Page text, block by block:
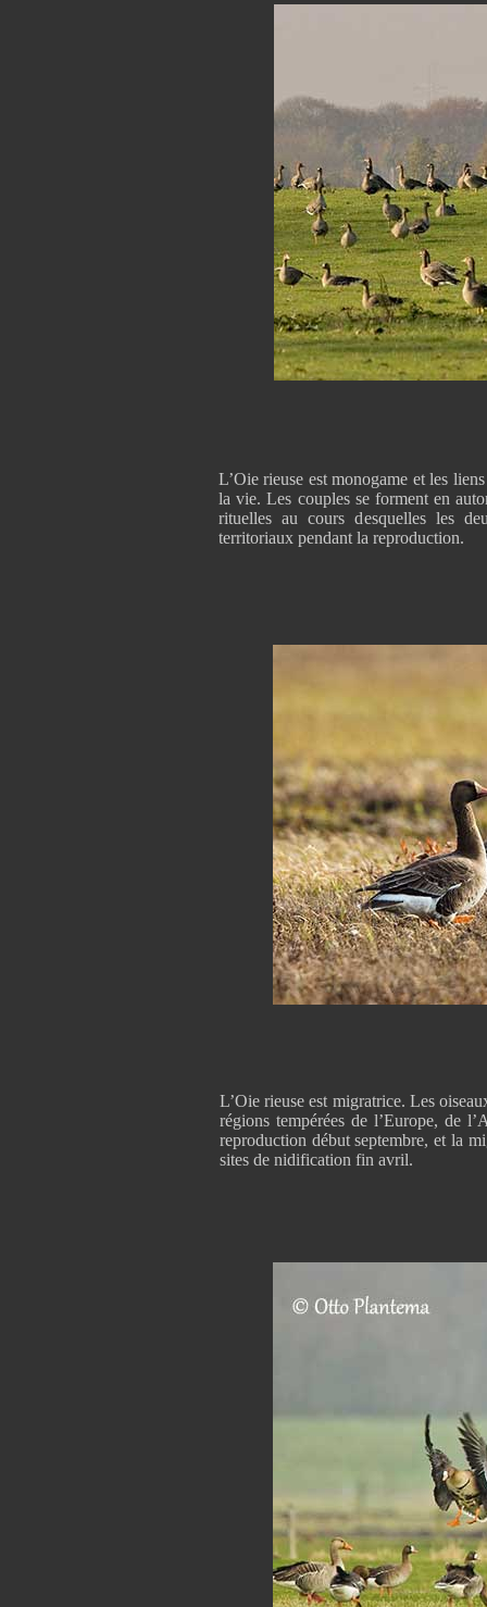
L’Oie rieuse est monogame et les
la vie. Les couples se forment en
rituelles au cours desquelles les
territoriaux pendant la reproduction.
L’Oie rieuse est migratrice. Les
régions tempérées de l’Europe, de
reproduction début septembre, et la
sites de nidification fin avril.